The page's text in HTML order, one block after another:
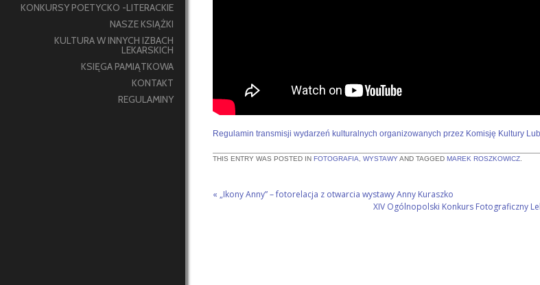
KONKURSY POETYCKO -LITERACKIE
NASZE KSIĄŻKI
KULTURA W INNYCH IZBACH
LEKARSKICH
KSIĘGA PAMIĄTKOWA
KONTAKT
REGULAMINY
Regulamin transmisji wydarzeń kulturalnych organizowanych przez Komisję Kultury
THIS ENTRY WAS POSTED IN FOTOGRAFIA WYSTAWYAND TAGGED MAREK ROSZKOWICZ
« „Ikony Anny” – fotorelacja z otwarcia wystawy Anny Kuraszko
XIV Ogólnopolski Konkurs Fotograficzny